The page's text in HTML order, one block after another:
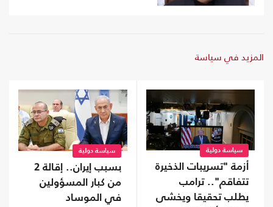
المزيد في سياسة
سياسة دولية
أزمة "تسريبات الذخيرة
تتفاقم".. ترامب
يطلب تحقيقا ويخشى
سياسة دولية
بسبب إيران.. إقالة 2
من كبار المسؤولين
في الموساد